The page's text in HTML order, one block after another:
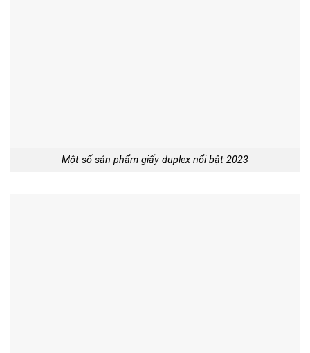
Một số sản phẩm giấy duplex nổi bật 2023